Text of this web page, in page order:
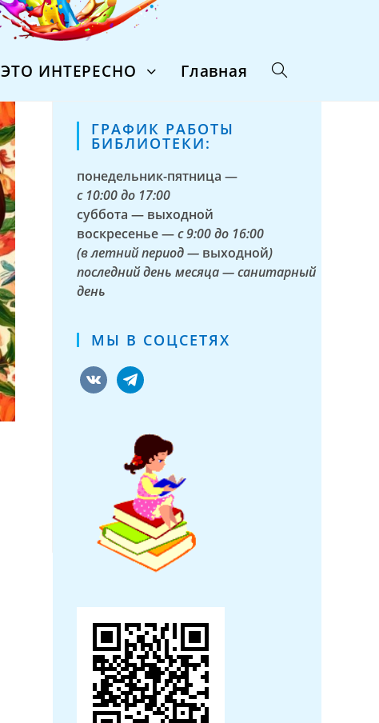
ЭТО ИНТЕРЕСНО Главная
ГРАФИК РАБОТЫ
БИБЛИОТЕКИ:
понедельник-пятница —
с 10:00 до 17:00
суббота — выходной
воскресенье —с 9:00 до 16:00
(в летний период — выходной)
последний день месяца — санитарный
день
МЫ В СОЦСЕТЯХ
vkontaktetelegram